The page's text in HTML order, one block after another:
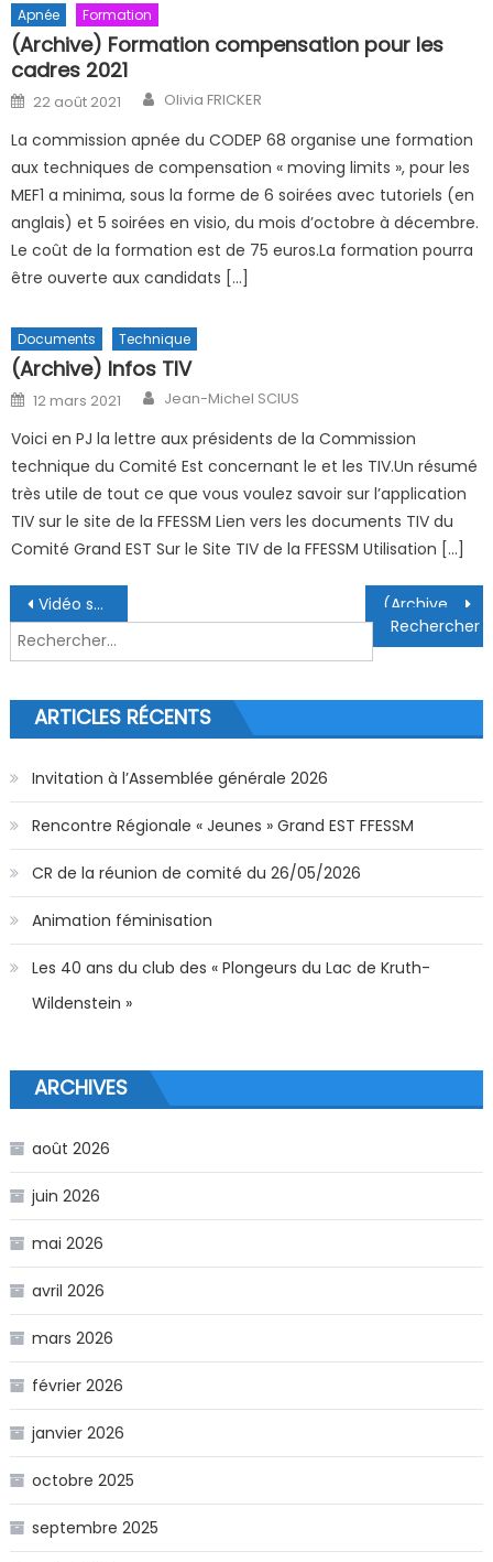
Apnée Formation
(Archive) Formation compensation pour les
cadres 2021
Posted on
22 août 2021 Author
Olivia FRICKER
La commission apnée du CODEP 68 organise une formation
aux techniques de compensation « moving limits », pour les
MEF1 a minima, sous la forme de 6 soirées avec tutoriels (en
anglais) et 5 soirées en visio, du mois d’octobre à décembre.
Le coût de la formation est de 75 euros.La formation pourra
être ouverte aux candidats […]
Documents Technique
(Archive) Infos TIV
Posted on
12 mars 2021 Author
Jean-Michel SCIUS
Voici en PJ la lettre aux présidents de la Commission
technique du Comité Est concernant le et les TIV.Un résumé
très utile de tout ce que vous voulez savoir sur l’application
TIV sur le site de la FFESSM Lien vers les documents TIV du
Comité Grand EST Sur le Site TIV de la FFESSM Utilisation […]
Navigation de l’article
Vidéo souterraine de la sortie Codep68 dans le Lot 2023
Rechercher :
ARTICLES RÉCENTS
Invitation à l’Assemblée générale 2026
Rencontre Régionale « Jeunes » Grand EST FFESSM
CR de la réunion de comité du 26/05/2026
Animation féminisation
Les 40 ans du club des « Plongeurs du Lac de Kruth-
Wildenstein »
ARCHIVES
août 2026
juin 2026
mai 2026
avril 2026
mars 2026
février 2026
janvier 2026
octobre 2025
septembre 2025